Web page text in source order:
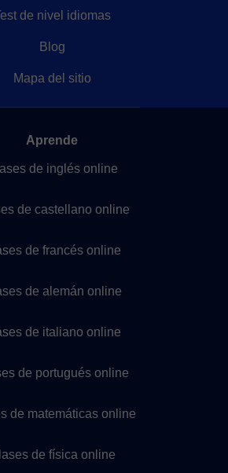
de nivel idiomas
Blog
Mapa del sitio
Aprende
de inglés online
de castellano online
de francés online
de alemán online
de italiano online
de portugués online
de matemáticas online
de física online